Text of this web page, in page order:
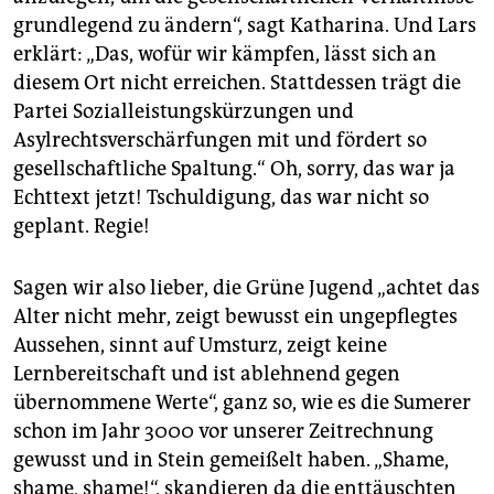
grundlegend zu ändern“, sagt Katharina. Und Lars
erklärt: „Das, wofür wir kämpfen, lässt sich an
diesem Ort nicht erreichen. Stattdessen trägt die
Partei Sozialleistungskürzungen und
Asylrechtsverschärfungen mit und fördert so
gesellschaftliche Spaltung.“ Oh, sorry, das war ja
Echttext jetzt! Tschuldigung, das war nicht so
geplant. Regie!
Sagen wir also lieber, die Grüne Jugend „achtet das
Alter nicht mehr, zeigt bewusst ein ungepflegtes
Aussehen, sinnt auf Umsturz, zeigt keine
Lernbereitschaft und ist ablehnend gegen
übernommene Werte“, ganz so, wie es die Sumerer
schon im Jahr 3000 vor unserer Zeitrechnung
gewusst und in Stein gemeißelt haben. „Shame,
shame, shame!“, skandieren da die enttäuschten